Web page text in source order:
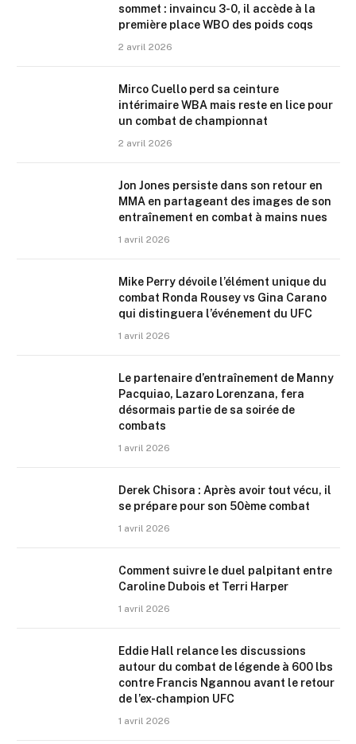
sommet : invaincu 3-0, il accède à la
première place WBO des poids coqs
2 avril 2026
Mirco Cuello perd sa ceinture
intérimaire WBA mais reste en lice pour
un combat de championnat
2 avril 2026
Jon Jones persiste dans son retour en
MMA en partageant des images de son
entraînement en combat à mains nues
1 avril 2026
Mike Perry dévoile l’élément unique du
combat Ronda Rousey vs Gina Carano
qui distinguera l’événement du UFC
1 avril 2026
Le partenaire d’entraînement de Manny
Pacquiao, Lazaro Lorenzana, fera
désormais partie de sa soirée de
combats
1 avril 2026
Derek Chisora : Après avoir tout vécu, il
se prépare pour son 50ème combat
1 avril 2026
Comment suivre le duel palpitant entre
Caroline Dubois et Terri Harper
1 avril 2026
Eddie Hall relance les discussions
autour du combat de légende à 600 lbs
contre Francis Ngannou avant le retour
de l’ex-champion UFC
1 avril 2026